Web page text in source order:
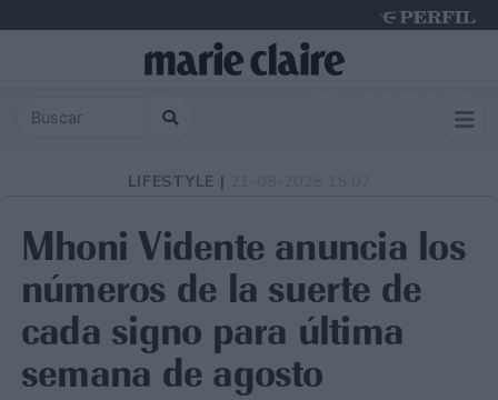
LIFESTYLE |
Mhoni Vidente anuncia los
números de la suerte de
cada signo para última
semana de agosto